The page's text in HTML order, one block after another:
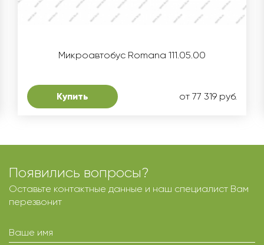
Микроавтобус Romana 111.05.00
Купить от 77 319 руб.
Появились вопросы?
Оставьте контактные данные и наш специалист Вам
перезвонит
Ваше имя